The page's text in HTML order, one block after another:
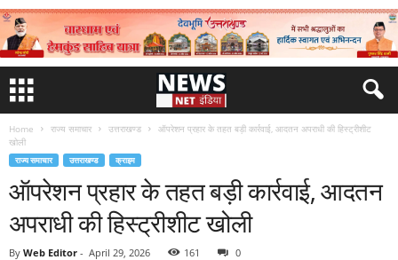
Home राज्य समाचार उत्तराखण्ड
ऑपरेशन प्रहार के तहत बड़ी कार्रवाई, आदतन अपराधी की हिस्ट्रीशीट
खोली
राज्य समाचार उत्तराखण्ड क्राइम
ऑपरेशन प्रहार के तहत बड़ी कार्रवाई, आदतन
अपराधी की हिस्ट्रीशीट खोली
By Web Editor - April 29, 2026 161 0